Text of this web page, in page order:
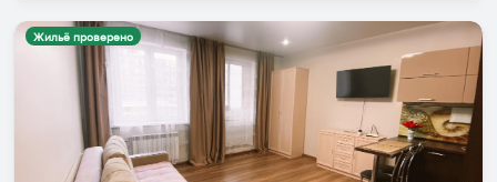
Жильё проверено